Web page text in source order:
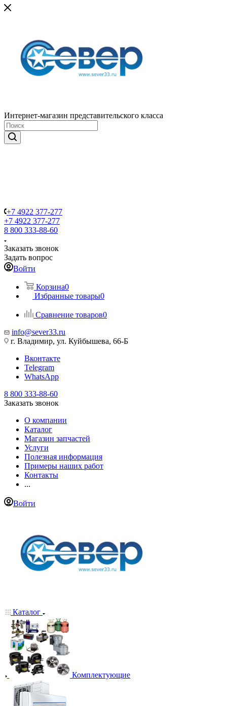
Интернет-магазин представительского класса
+7 4922 377-277
+7 4922 377-277
8 800 333-88-60
Заказать звонок
Задать вопрос
Войти
Корзина0
Избранные товары0
Сравнение товаров0
info@sever33.ru
г. Владимир, ул. Куйбышева, 66-Б
Вконтакте
Telegram
WhatsApp
8 800 333-88-60
Заказать звонок
О компании
Каталог
Магазин запчастей
Услуги
Полезная информация
Примеры наших работ
Контакты
...
Войти
Каталог
Комплектующие